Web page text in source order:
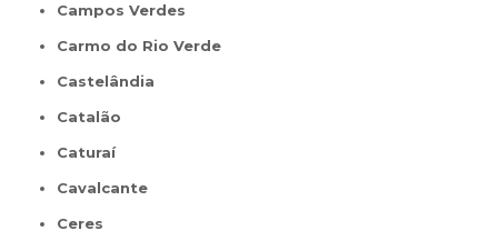
Campos Verdes
Carmo do Rio Verde
Castelândia
Catalão
Caturaí
Cavalcante
Ceres